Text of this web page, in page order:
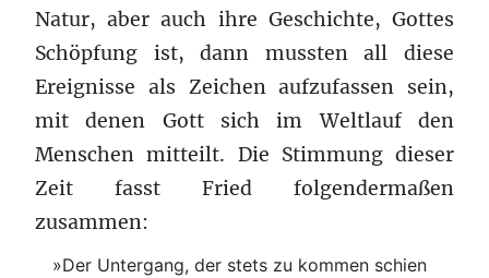
Natur, aber auch ihre Geschichte, Gottes
Schöpfung ist, dann mussten all diese
Ereignisse als Zeichen aufzufassen sein,
mit denen Gott sich im Weltlauf den
Menschen mitteilt. Die Stimmung dieser
Zeit fasst Fried folgendermaßen
zusammen:
»Der Untergang, der stets zu kommen schien